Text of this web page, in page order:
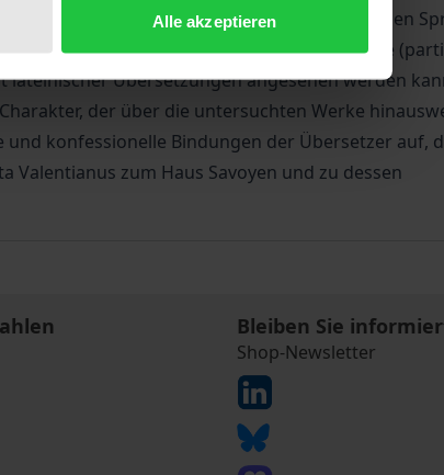
Alle akzeptieren
von Übersetzungen in nahezu alle europäischen
der nächsten einhundert Jahre vier weitere
Übersetzungen angesehen werden
der über die untersuchten Werke
konfessionelle Bindungen der Übersetzer auf,
zum Haus Savoyen und zu dessen
Bleiben Sie
Shop-Newsletter